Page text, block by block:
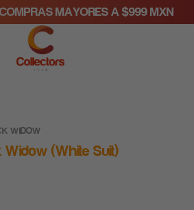
MAYORES A $999 MXN
WIDOW
(White Suit)